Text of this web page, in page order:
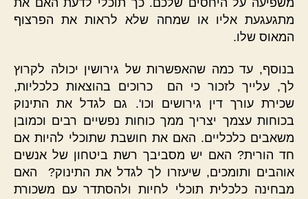
מתגעגעת אליו או שמחה שלא לראות את הפרצוף
המאוס שלו.
בנוסף, עד כמה שהאפשרות של גירושין יכולה לקרוץ
לך, עלייך לזכור כי הם כרוכים בהוצאות כלכליות,
שכירת עורך דין גירושים וכו'. גם לגדל את התינוק
בכוחות עצמך יצריך ממך כוחות נפשיים רבים וכמובן
משאבים כלכליים. האם את חושבת שתוכלי להיות אם
חד הורית? האם יש מסביבך רשת ביטחון של אנשים
אוהבים ותומכים, שיעזרו לך לגדל את התינוק? האם
מבחינה כלכלית תוכלי לחיות ולהסתדר עם משכורת